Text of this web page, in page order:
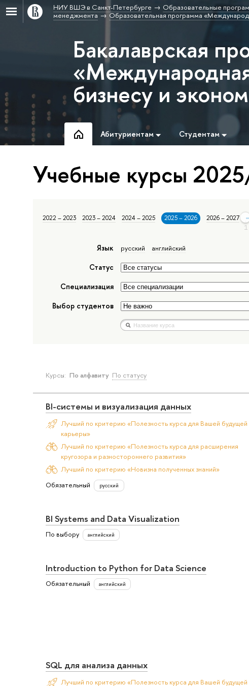
НИУ ВШЭ в Санкт-Петербурге Образовательные
менеджмента
Образовательная программа
Бакалаврская
бизнесу и
Абитуриентам Студентам
Учебные курсы
2022 – 2023 2023 – 2024 2024 – 2025 2025 – 2026 2026 – 2027
Язык русский английский
Статус
Специализация
Выбор студентов
Курсы: По алфавиту По статусу
BI-системы и визуализация данных
Лучший по критерию «Полезность курса для Вашей будущей
карьеры»
Лучший по критерию «Полезность курса для расширения
кругозора и разностороннего развития»
Лучший по критерию «Новизна полученных знаний»
Обязательный
русский
BI Systems and Data Visualization
По выбору английский
Introduction to Python for Data Science
Обязательный английский
SQL для анализа данных
Лучший по критерию «Полезность курса для Вашей будущей